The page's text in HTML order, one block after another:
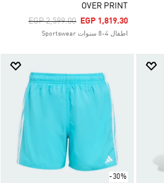
OVER PRINT
Price Reduced From
EGP 2,599.00ToEGP 1,819.30
اطفال 4-8 سنوات Sportswear
-30%